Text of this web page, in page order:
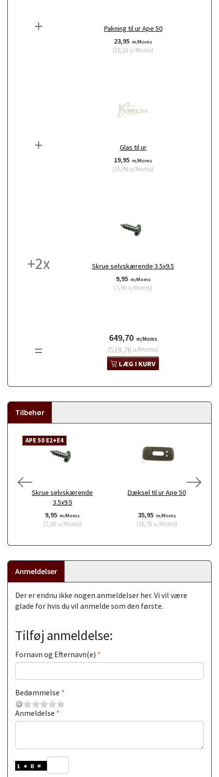
+
Pakning til ur Ape 50
23,95 m/Moms
(19,16 u/Moms)
+
Glas til ur
19,95 m/Moms
(15,96 u/Moms)
+2x
Skrue selvskærende 3.5x9.5
9,95 m/Moms
(7,96 u/Moms)
=
649,70 m/Moms
(519,76 u/Moms)
LÆG I KURV
Tilbehør
APE 50 E2+E4
Skrue selvskærende
3.5x9.5
9,95 m/Moms
(7,96u/Moms)
Dæksel til ur Ape 50
35,95 m/Moms
(28,76u/Moms)
Anmeldelser
Der er endnu ikke nogen anmeldelser her. Vi vil være
glade for hvis du vil anmelde som den første.
Tilføj anmeldelse:
Fornavn og Efternavn(e)
Bedømmelse
Anmeldelse